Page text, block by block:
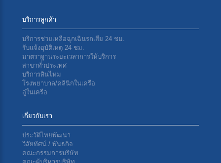
บริการลูกค้า
บริการช่วยเหลือฉุกเฉินรถเสีย 24 ชม.
รับแจ้งอุบัติเหตุ 24 ชม.
มาตราฐานระยะเวลาการให้บริการ
สาขาทั่วประเทศ
บริการสินไหม
โรงพยาบาล/คลินิกในเครือ
อู่ในเครือ
เกี่ยวกับเรา
ประวัติไทยพัฒนา
วิสัยทัศน์ / พันธกิจ
คณะกรรมการบริษัท